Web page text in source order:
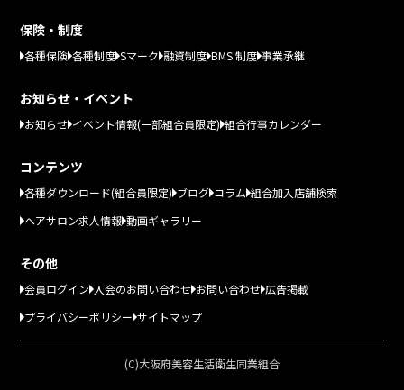
保険・制度
各種保険 各種制度 Sマーク 融資制度 BMS 制度 事業承継
お知らせ・イベント
お知らせ イベント情報(一部組合員限定) 組合行事カレンダー
コンテンツ
各種ダウンロード(組合員限定) ブログ コラム 組合加入店舗検索
ヘアサロン求人情報 動画ギャラリー
その他
会員ログイン 入会のお問い合わせ お問い合わせ 広告掲載
プライバシーポリシー サイトマップ
(C)大阪府美容生活衛生同業組合